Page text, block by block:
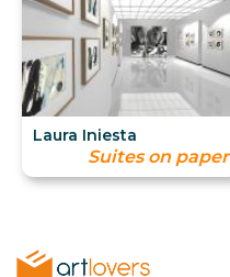
Laura Iniesta
Suites on paper